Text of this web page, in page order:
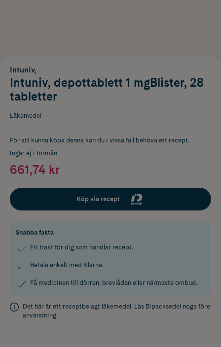
Intuniv,
Intuniv, depottablett 1 mgBlister, 28
tabletter
Läkemedel
För att kunna köpa denna kan du i vissa fall behöva ett recept.
Ingår ej i förmån
661,74 kr
Köp via recept
Snabba fakta
Fri frakt för dig som handlar recept.
Betala enkelt med Klarna.
Få medicinen till dörren, brevlådan eller närmaste ombud.
Det här är ett receptbelagt läkemedel. Läs Bipacksedel noga före
användning.